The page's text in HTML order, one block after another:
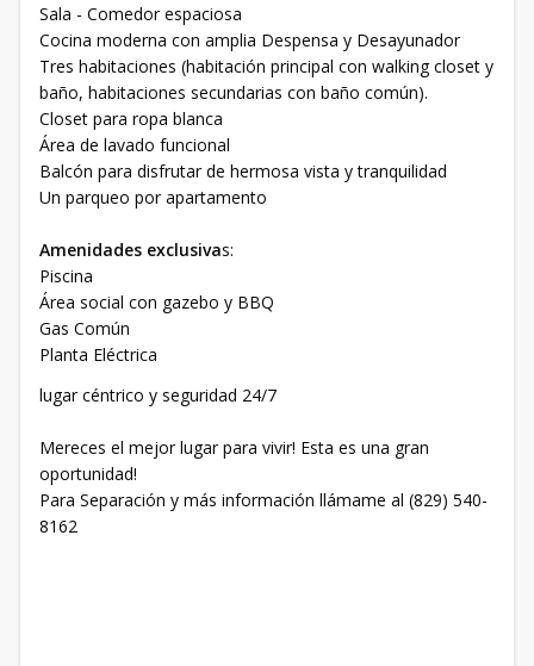
Sala - Comedor espaciosa
Cocina moderna con amplia Despensa y Desayunador
Tres habitaciones (habitación principal con walking closet y
baño, habitaciones secundarias con baño común).
Closet para ropa blanca
Área de lavado funcional
Balcón para disfrutar de hermosa vista y tranquilidad
Un parqueo por apartamento
Amenidades exclusivas:
Piscina
Área social con gazebo y BBQ
Gas Común
Planta Eléctrica
lugar céntrico y seguridad 24/7
Mereces el mejor lugar para vivir! Esta es una gran
oportunidad!
Para Separación y más información llámame al (829) 540-
8162